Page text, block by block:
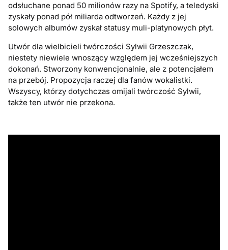
odsłuchane ponad 50 milionów razy na Spotify, a teledyski
zyskały ponad pół miliarda odtworzeń. Każdy z jej
solowych albumów zyskał statusy muli-platynowych płyt.
Utwór dla wielbicieli twórczości Sylwii Grzeszczak,
niestety niewiele wnoszący względem jej wcześniejszych
dokonań. Stworzony konwencjonalnie, ale z potencjałem
na przebój. Propozycja raczej dla fanów wokalistki.
Wszyscy, którzy dotychczas omijali twórczość Sylwii,
także ten utwór nie przekona.